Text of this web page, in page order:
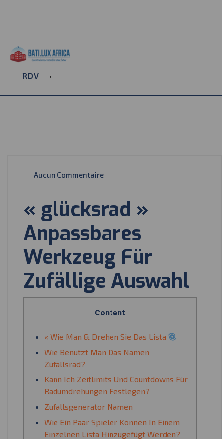
RDV
Aucun Commentaire
« glücksrad »
Anpassbares
Werkzeug Für
Zufällige Auswahl
Content
« Wie Man & Drehen Sie Das Lista
Wie Benutzt Man Das Namen
Zufallsrad?
Kann Ich Zeitlimits Und Countdowns Für
Radumdrehungen Festlegen?
Zufallsgenerator Namen
Wie Ein Paar Spieler Können In Einem
Einzelnen Lista Hinzugefügt Werden?